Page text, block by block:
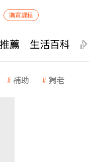
購買課程
薦 生活百科
補助 獨老